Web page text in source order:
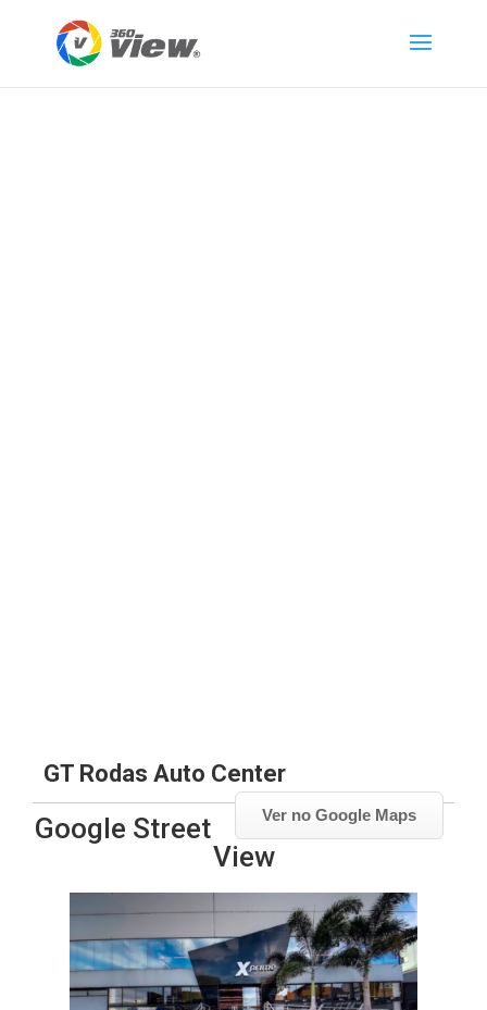
GT Rodas Auto Center
Ver no Google Maps
Google Street
View